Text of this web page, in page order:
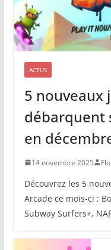
ACTUS
5 nouveaux
débarquent
en
14 novembre 2025
Découvrez les 5
Arcade ce mois-ci :
Subway Surfers+,